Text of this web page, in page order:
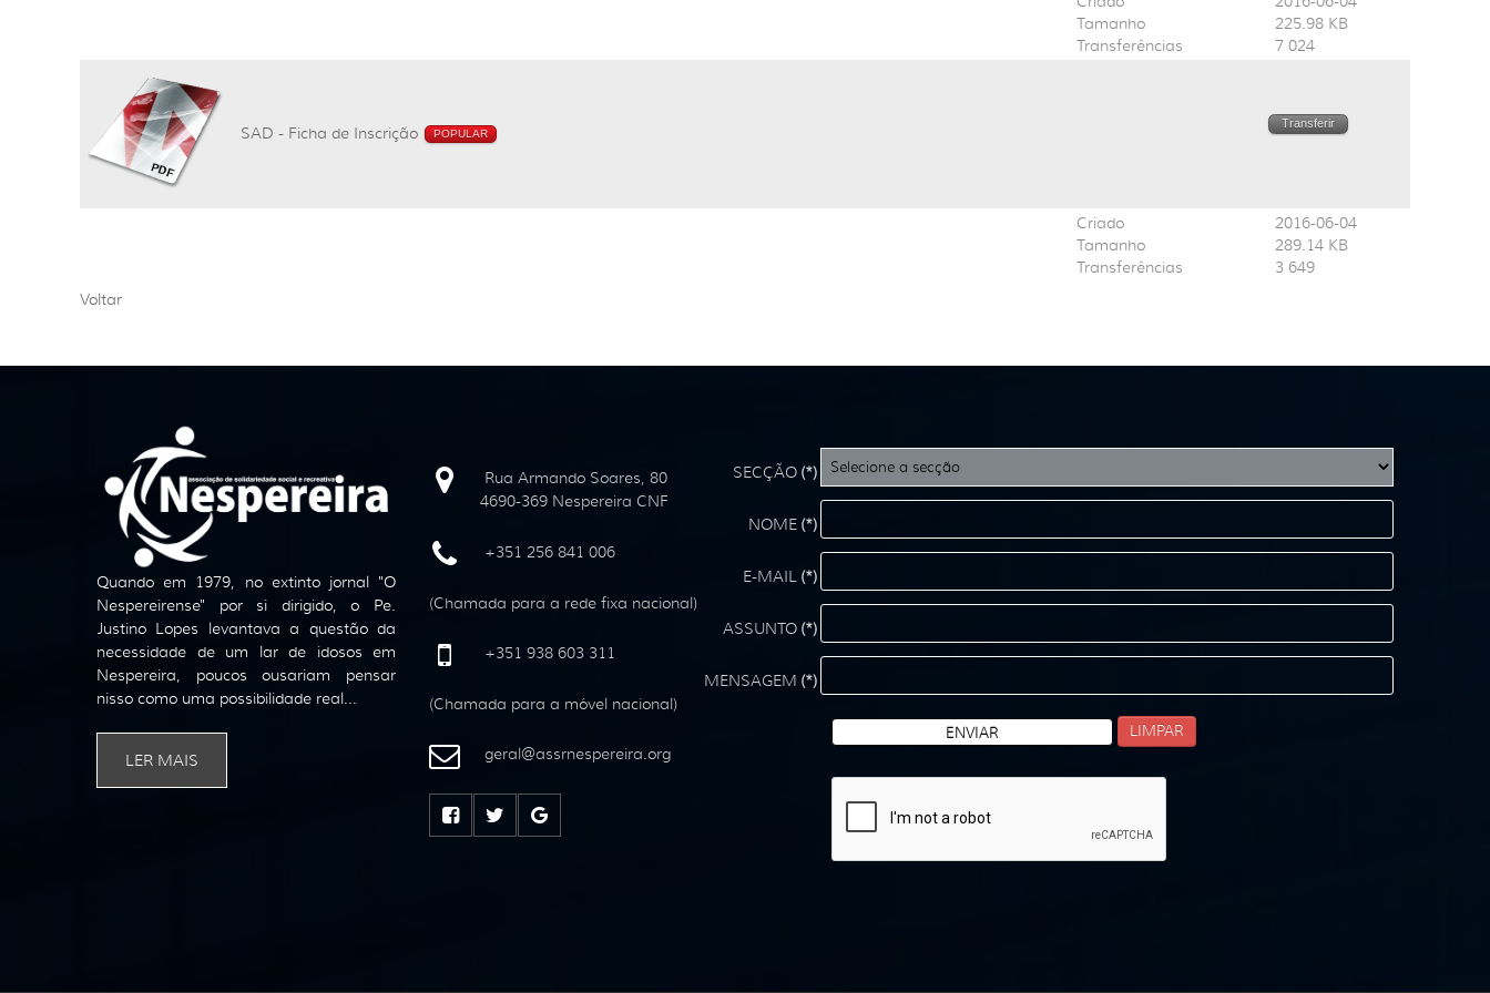
Tamanho
Transferências
225.98 KB
7 024
SAD - Ficha de Inscrição POPULAR
Transferir
Criado
Tamanho
Transferências
2016-06-04
289.14 KB
3 649
Voltar
Quando em 1979, no extinto jornal "O
Nespereirense" por si dirigido, o Pe.
Justino Lopes levantava a questão da
necessidade de um lar de idosos em
Nespereira, poucos ousariam pensar
nisso como uma possibilidade real...
LER MAIS
Rua Armando Soares, 80
4690-369 Nespereira CNF
+351 256 841 006
(Chamada para a rede fixa nacional)
+351 938 603 311
(Chamada para a móvel nacional)
geral@assrnespereira.org
SECÇÃO (*)
NOME (*)
E-MAIL (*)
ASSUNTO (*)
MENSAGEM (*)
ENVIAR LIMPAR